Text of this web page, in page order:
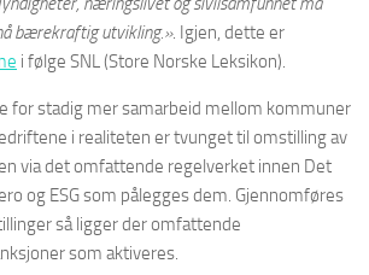
bærekraftig utvikling.». Igjen, dette er
i følge SNL (Store Norske Leksikon).
for stadig mer samarbeid mellom kommuner
i realiteten er tvunget til omstilling av
via det omfattende regelverket innen Det
og ESG som pålegges dem. Gjennomføres
så ligger der omfattende
som aktiveres.